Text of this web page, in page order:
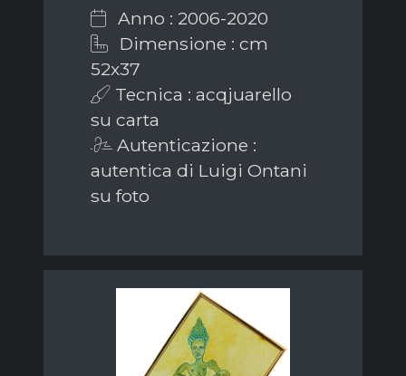
Anno : 2006-2020
Dimensione : cm
52x37
Tecnica : acqjuarello
su carta
Autenticazione :
autentica di Luigi Ontani
su foto